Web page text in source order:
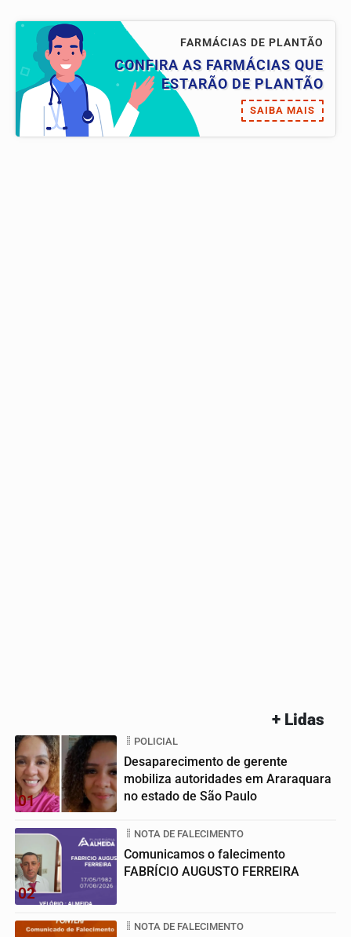
FARMÁCIAS DE PLANTÃO
CONFIRA AS FARMÁCIAS QUE
ESTARÃO DE PLANTÃO
SAIBA MAIS
+ Lidas
01
POLICIAL
Desaparecimento de gerente
mobiliza autoridades em Araraquara
no estado de São Paulo
02
NOTA DE FALECIMENTO
Comunicamos o falecimento
FABRÍCIO AUGUSTO FERREIRA
NOTA DE FALECIMENTO